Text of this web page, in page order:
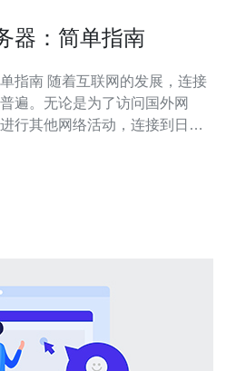
器：简单指南
发展，连接
遍。无论是为了访问国外网
行其他网络活动，连接到日本